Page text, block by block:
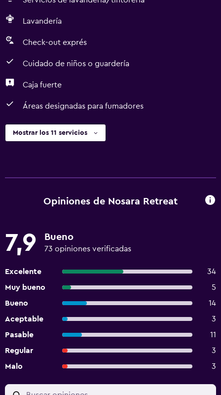
Lavandería
Check-out exprés
Cuidado de niños o guardería
Caja fuerte
Áreas designadas para fumadores
Mostrar los 11 servicios
Opiniones de Nosara Retreat
7,9 Bueno
73 opiniones verificadas
Excelente
34
Muy bueno
5
Bueno
14
Aceptable
3
Pasable
11
Regular
3
Malo
3